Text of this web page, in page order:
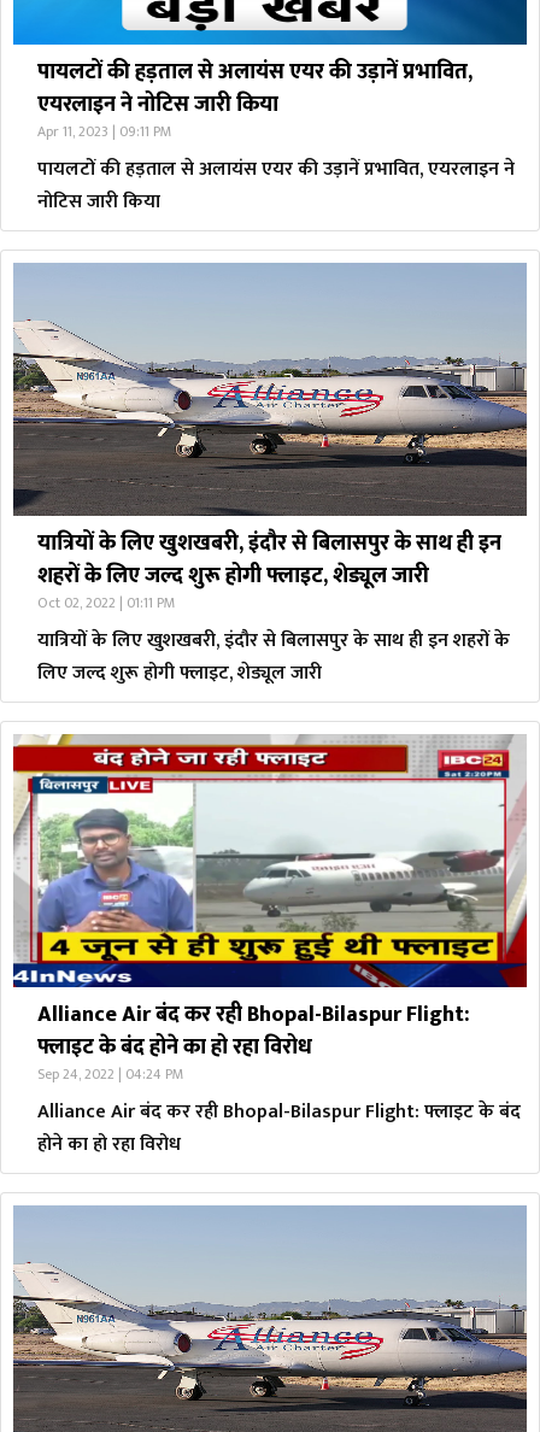
पायलटों की हड़ताल से अलायंस एयर की उड़ानें प्रभावित,
एयरलाइन ने नोटिस जारी किया
Apr 11, 2023 | 09:11 PM
पायलटों की हड़ताल से अलायंस एयर की उड़ानें प्रभावित, एयरलाइन ने
नोटिस जारी किया
यात्रियों के लिए खुशखबरी, इंदौर से बिलासपुर के साथ ही इन
शहरों के लिए जल्द शुरू होगी फ्लाइट, शेड्यूल जारी
Oct 02, 2022 | 01:11 PM
यात्रियों के लिए खुशखबरी, इंदौर से बिलासपुर के साथ ही इन शहरों के
लिए जल्द शुरू होगी फ्लाइट, शेड्यूल जारी
Alliance Air बंद कर रही Bhopal-Bilaspur Flight:
फ्लाइट के बंद होने का हो रहा विरोध
Sep 24, 2022 | 04:24 PM
Alliance Air बंद कर रही Bhopal-Bilaspur Flight: फ्लाइट के बंद
होने का हो रहा विरोध